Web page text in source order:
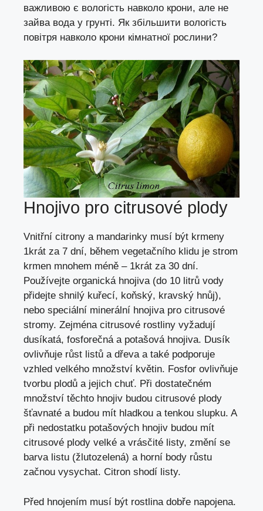
важливою є вологість навколо крони, але не
зайва вода у грунті. Як збільшити вологість
повітря навколо крони кімнатної рослини?
Hnojivo pro citrusové plody
Vnitřní citrony a mandarinky musí být krmeny
1krát za 7 dní, během vegetačního klidu je strom
krmen mnohem méně – 1krát za 30 dní.
Používejte organická hnojiva (do 10 litrů vody
přidejte shnilý kuřecí, koňský, kravský hnůj),
nebo speciální minerální hnojiva pro citrusové
stromy. Zejména citrusové rostliny vyžadují
dusíkatá, fosforečná a potašová hnojiva. Dusík
ovlivňuje růst listů a dřeva a také podporuje
vzhled velkého množství květin. Fosfor ovlivňuje
tvorbu plodů a jejich chuť. Při dostatečném
množství těchto hnojiv budou citrusové plody
šťavnaté a budou mít hladkou a tenkou slupku. A
při nedostatku potašových hnojiv budou mít
citrusové plody velké a vrásčité listy, změní se
barva listu (žlutozelená) a horní body růstu
začnou vysychat. Citron shodí listy.
Před hnojením musí být rostlina dobře napojena.